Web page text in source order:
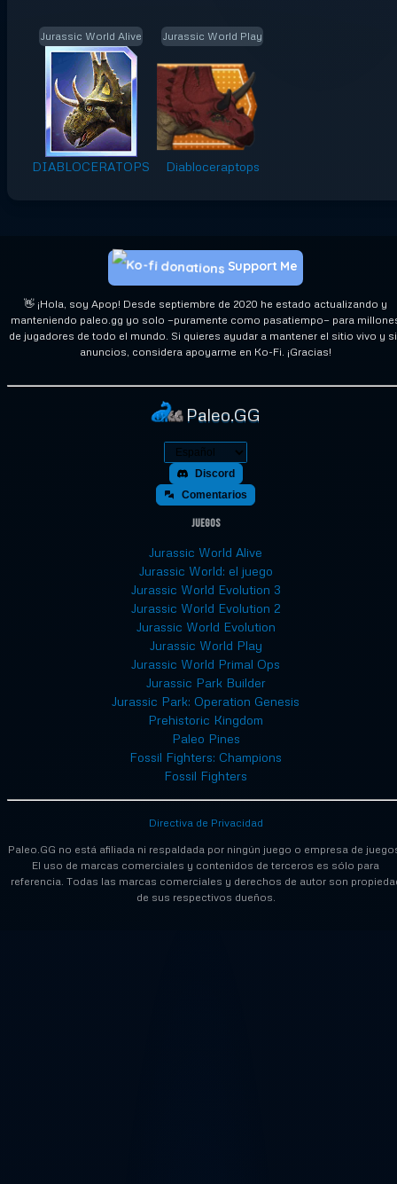
Jurassic World Alive
DIABLOCERATOPS
Jurassic World Play
Diabloceraptops
👋 ¡Hola, soy Apop! Desde septiembre de 2020 he estado actualizando y
manteniendo paleo.gg yo solo —puramente como pasatiempo— para
de jugadores de todo el mundo. Si quieres ayudar a mantener el sitio vivo y
anuncios, considera apoyarme en Ko-Fi. ¡Gracias!
Support Me
Paleo.GG
Discord
Comentarios
Juegos
Jurassic World Alive
Jurassic World: el juego
Jurassic World Evolution 3
Jurassic World Evolution 2
Jurassic World Evolution
Jurassic World Play
Jurassic World Primal Ops
Jurassic Park Builder
Jurassic Park: Operation Genesis
Prehistoric Kingdom
Paleo Pines
Fossil Fighters: Champions
Fossil Fighters
Paleo.GG no está afiliada ni respaldada por ningún juego o empresa de
El uso de marcas comerciales y contenidos de terceros es sólo para
referencia. Todas las marcas comerciales y derechos de autor son
de sus respectivos dueños.
Directiva de Privacidad